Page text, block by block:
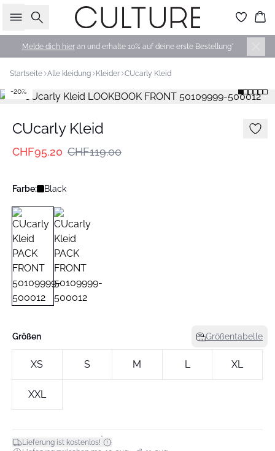
Suche
Melde dich hieran und erhalte 10% auf deine erste Bestellung*
Startseite Alle kleidung Kleider CUcarly Kleid
-20%
CUcarly Kleid
CHF95.20 CHF119.00
Farbe: Black
Größen Größentabelle
XS S M L XL
XXL
Lieferung ist kostenlos!*